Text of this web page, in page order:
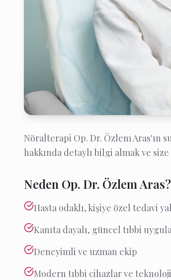
Nöralterapi Op. Dr. Özlem Aras'ın
hakkında detaylı bilgi almak ve
Neden Op. Dr. Özlem Aras?
Hasta odaklı, kişiye özel tedavi
Kanıta dayalı, güncel tıbbi
Deneyimli ve uzman ekip
Modern tıbbi cihazlar ve teknoloji